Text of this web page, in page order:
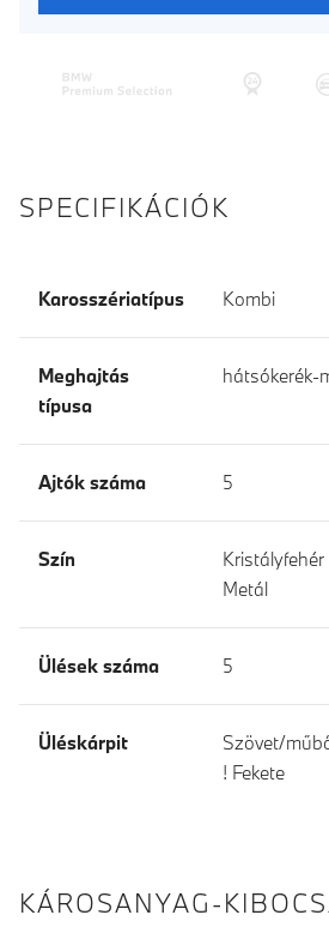
SPECIFIKÁCIÓK
Karosszériatípus Kombi
Meghajtás
típusa
hátsókerék-
Ajtók száma 5
Szín
Metál
Ülések száma 5
Üléskárpit
Szövet/
! Fekete
KÁROSANYAG-